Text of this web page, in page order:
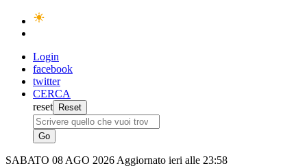
Login
facebook
twitter
CERCA
reset
SABATO 08 AGO 2026 Aggiornato ieri alle 23:58